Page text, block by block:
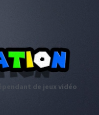
de jeux vidéo